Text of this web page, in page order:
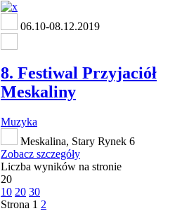
06.10-08.12.2019
8. Festiwal Przyjaciół
Meskaliny
Muzyka
Meskalina, Stary Rynek 6
Zobacz szczegóły
Liczba wyników na stronie
20
10 20 30
Strona 1 2